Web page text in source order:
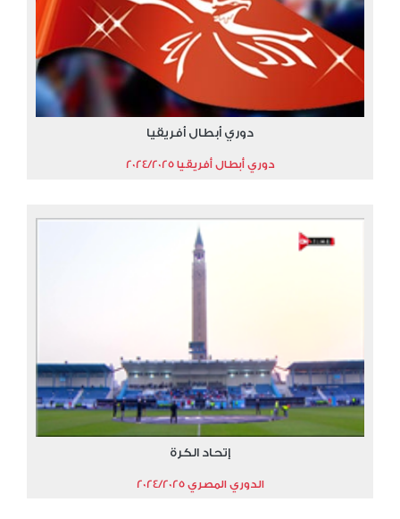
دوري أبطال أفريقيا
دوري أبطال أفريقيا 2024/2025
إتحاد الكرة
الدوري المصري 2024/2025